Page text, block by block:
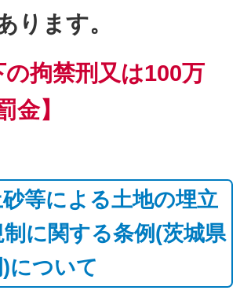
ります。
の拘禁刑又は100万
金】
等による土地の埋立
に関する条例(茨城県
について